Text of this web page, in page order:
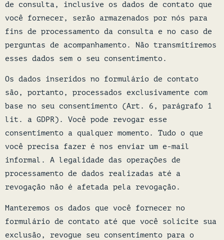
de consulta, inclusive os dados de contato que
você fornecer, serão armazenados por nós para
fins de processamento da consulta e no caso de
perguntas de acompanhamento. Não transmitiremos
esses dados sem o seu consentimento.
Os dados inseridos no formulário de contato
são, portanto, processados exclusivamente com
base no seu consentimento (Art. 6, parágrafo 1
lit. a GDPR). Você pode revogar esse
consentimento a qualquer momento. Tudo o que
você precisa fazer é nos enviar um e-mail
informal. A legalidade das operações de
processamento de dados realizadas até a
revogação não é afetada pela revogação.
Manteremos os dados que você fornecer no
formulário de contato até que você solicite sua
exclusão, revogue seu consentimento para o